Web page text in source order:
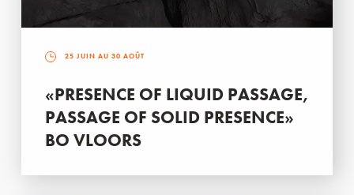
25 JUIN AU 30 AOÛT
«PRESENCE OF LIQUID PASSAGE,
PASSAGE OF SOLID PRESENCE»
BO VLOORS